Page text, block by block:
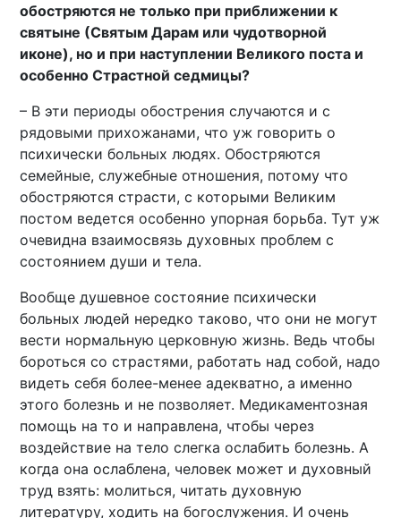
обостряются не только при приближении к
святыне (Святым Дарам или чудотворной
иконе), но и при наступлении Великого поста и
особенно Страстной седмицы?
– В эти периоды обострения случаются и с
рядовыми прихожанами, что уж говорить о
психически больных людях. Обостряются
семейные, служебные отношения, потому что
обостряются страсти, с которыми Великим
постом ведется особенно упорная борьба. Тут уж
очевидна взаимосвязь духовных проблем с
состоянием души и тела.
Вообще душевное состояние психически
больных людей нередко таково, что они не могут
вести нормальную церковную жизнь. Ведь чтобы
бороться со страстями, работать над собой, надо
видеть себя более-менее адекватно, а именно
этого болезнь и не позволяет. Медикаментозная
помощь на то и направлена, чтобы через
воздействие на тело слегка ослабить болезнь. А
когда она ослаблена, человек может и духовный
труд взять: молиться, читать духовную
литературу, ходить на богослужения. И очень